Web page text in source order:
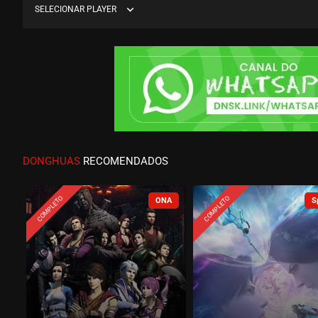
SELECIONAR PLAYER expand_more
DONGHUAS RECOMENDADOS
COMPLETO COMPLETO